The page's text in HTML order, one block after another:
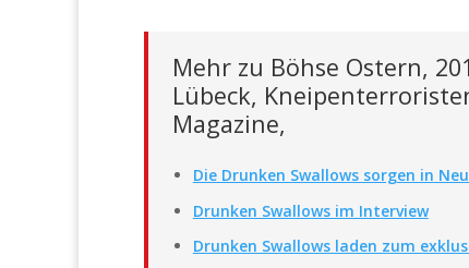
Mehr zu Böhse Ostern,
Lübeck,
Magazine,
Die Drunken Swallows sorgen in
Drunken Swallows im Interview
Drunken Swallows laden zum